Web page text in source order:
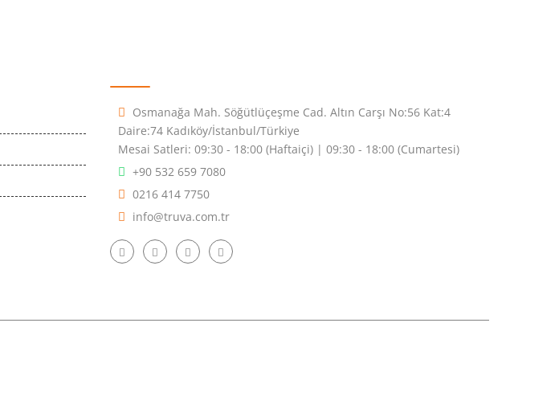
Osmanağa Mah. Söğütlüçeşme Cad. Altın Carşı No:56 Kat:4
Daire:74 Kadıköy/İstanbul/Türkiye
Mesai Satleri: 09:30 - 18:00 (Haftaiçi) | 09:30 - 18:00 (Cumartesi)
+90 532 659 7080
0216 414 7750
info@truva.com.tr